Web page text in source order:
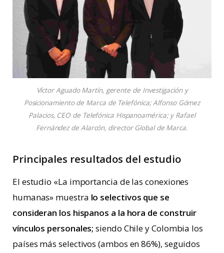
Víctor Aguado Martín, gerente de Investigación y
Posicionamiento de Marca de Telefónica; Alfonso Gómez
Palacios, CEO de Telefónica Hispanoamérica; y Rafael
Fernández de Alarcón, director Global de Marca.
Principales resultados del estudio
El estudio «La importancia de las conexiones
humanas» muestra lo selectivos que se
consideran los hispanos a la hora de construir
vínculos personales; siendo Chile y Colombia los
países más selectivos (ambos en 86%), seguidos